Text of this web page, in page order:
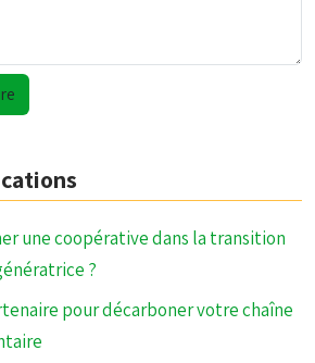
une coopérative dans la transition
?
pour décarboner votre chaîne